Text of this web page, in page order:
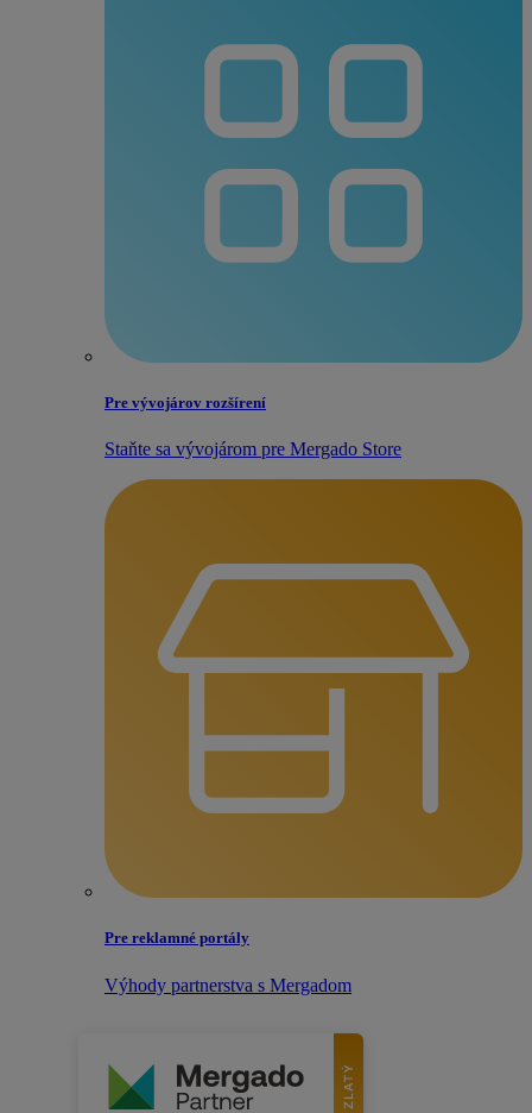
Pre vývojárov rozšírení
Staňte sa vývojárom pre Mergado Store
Pre reklamné portály
Výhody partnerstva s Mergadom